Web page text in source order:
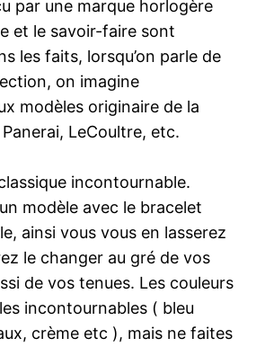
par une marque horlogère
et le savoir-faire sont
les faits, lorsqu’on parle de
on imagine
modèles originaire de la
LeCoultre, etc.
incontournable.
modèle avec le bracelet
ainsi vous vous en lasserez
le changer au gré de vos
de vos tenues. Les couleurs
incontournables ( bleu
crème etc ), mais ne faites